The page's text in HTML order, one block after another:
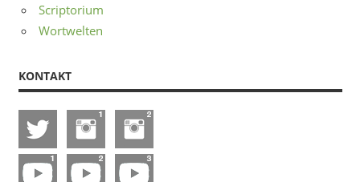
Scriptorium
Wortwelten
KONTAKT